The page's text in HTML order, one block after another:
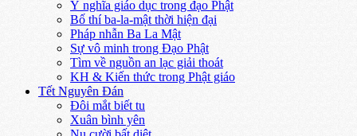
Ý nghĩa giáo dục trong đạo Phật
Bố thí ba-la-mật thời hiện đại
Pháp nhẫn Ba La Mật
Sự vô minh trong Đạo Phật
Tìm về nguồn an lạc giải thoát
KH & Kiến thức trong Phật giáo
Tết Nguyên Đán
Đôi mắt biết tu
Xuân bình yên